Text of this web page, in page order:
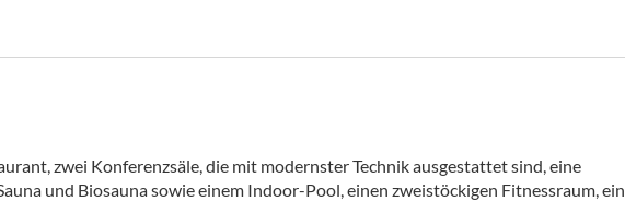
zwei Konferenzsäle, die mit modernster Technik ausgestattet sind, eine
und Biosauna sowie einem Indoor-Pool, einen zweistöckigen Fitnessraum, ein